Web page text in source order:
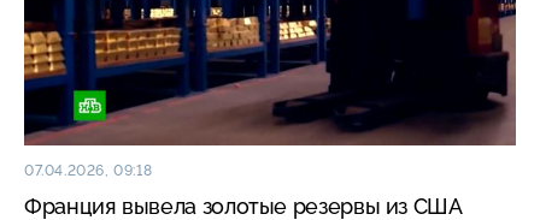
07.04.2026, 09:18
Франция вывела золотые резервы из США